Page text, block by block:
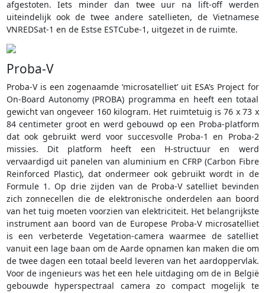
afgestoten. Iets minder dan twee uur na lift-off werden
uiteindelijk ook de twee andere satellieten, de Vietnamese
VNREDSat-1 en de Estse ESTCube-1, uitgezet in de ruimte.
Proba-V
Proba-V is een zogenaamde ‘microsatelliet’ uit ESA’s Project for
On-Board Autonomy (PROBA) programma en heeft een totaal
gewicht van ongeveer 160 kilogram. Het ruimtetuig is 76 x 73 x
84 centimeter groot en werd gebouwd op een Proba-platform
dat ook gebruikt werd voor succesvolle Proba-1 en Proba-2
missies. Dit platform heeft een H-structuur en werd
vervaardigd uit panelen van aluminium en CFRP (Carbon Fibre
Reinforced Plastic), dat ondermeer ook gebruikt wordt in de
Formule 1. Op drie zijden van de Proba-V satelliet bevinden
zich zonnecellen die de elektronische onderdelen aan boord
van het tuig moeten voorzien van elektriciteit. Het belangrijkste
instrument aan boord van de Europese Proba-V microsatelliet
is een verbeterde Vegetation-camera waarmee de satelliet
vanuit een lage baan om de Aarde opnamen kan maken die om
de twee dagen een totaal beeld leveren van het aardoppervlak.
Voor de ingenieurs was het een hele uitdaging om de in België
gebouwde hyperspectraal camera zo compact mogelijk te